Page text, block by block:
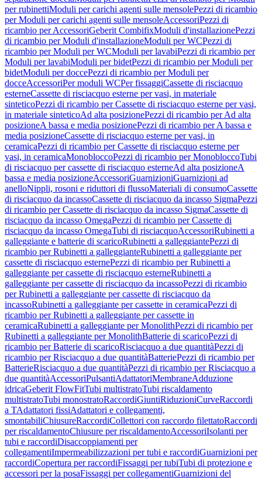
per rubinettiModuli per carichi agenti sulle mensolePezzi di ricambio
per Moduli per carichi agenti sulle mensoleAccessoriPezzi di
ricambio per AccessoriGeberit CombifixModuli d'installazionePezzi
di ricambio per Moduli d'installazioneModuli per WCPezzi di
ricambio per Moduli per WCModuli per lavabiPezzi di ricambio per
Moduli per lavabiModuli per bidetPezzi di ricambio per Moduli per
bidetModuli per doccePezzi di ricambio per Moduli per
docceAccessoriPer moduli WCPer fissaggiCassette di risciacquo
esterneCassette di risciacquo esterne per vasi, in materiale
sinteticoPezzi di ricambio per Cassette di risciacquo esterne per vasi,
in materiale sinteticoAd alta posizionePezzi di ricambio per Ad alta
posizioneA bassa e media posizionePezzi di ricambio per A bassa e
media posizioneCassette di risciacquo esterne per vasi, in
ceramicaPezzi di ricambio per Cassette di risciacquo esterne per
vasi, in ceramicaMonobloccoPezzi di ricambio per MonobloccoTubi
di risciacquo per cassette di risciacquo esterneAd alta posizioneA
bassa e media posizioneAccessoriGuarnizioniGuarnizioni ad
anelloNippli, rosoni e riduttori di flussoMateriali di consumoCassette
di risciacquo da incassoCassette di risciacquo da incasso SigmaPezzi
di ricambio per Cassette di risciacquo da incasso SigmaCassette di
risciacquo da incasso OmegaPezzi di ricambio per Cassette di
risciacquo da incasso OmegaTubi di risciacquoAccessoriRubinetti a
galleggiante e batterie di scaricoRubinetti a galleggiantePezzi di
ricambio per Rubinetti a galleggianteRubinetti a galleggiante per
cassette di risciacquo esternePezzi di ricambio per Rubinetti a
galleggiante per cassette di risciacquo esterneRubinetti a
galleggiante per cassette di risciacquo da incassoPezzi di ricambio
per Rubinetti a galleggiante per cassette di risciacquo da
incassoRubinetti a galleggiante per cassette in ceramicaPezzi di
ricambio per Rubinetti a galleggiante per cassette in
ceramicaRubinetti a galleggiante per MonolithPezzi di ricambio per
Rubinetti a galleggiante per MonolithBatterie di scaricoPezzi di
ricambio per Batterie di scaricoRisciacquo a due quantitàPezzi di
ricambio per Risciacquo a due quantitàBatteriePezzi di ricambio per
BatterieRisciacquo a due quantitàPezzi di ricambio per Risciacquo a
due quantitàAccessoriPulsantiAdattatoriMembraneAdduzione
idricaGeberit FlowFitTubi multistratoTubi riscaldamento
multistratoTubi monostratoRaccordiGiuntiRiduzioniCurveRaccordi
a TAdattatori fissiAdattatori e collegamenti,
smontabiliChiusureRaccordiCollettori con raccordo filettatoRaccordi
per riscaldamentoChiusure per riscaldamentoAccessoriIsolanti per
tubi e raccordiDisaccoppiamenti per
collegamentiImpermeabilizzazioni per tubi e raccordiGuarnizioni per
raccordiCopertura per raccordiFissaggi per tubiTubi di protezione e
accessori per la posaFissaggi per collegamentiGuarnizioni del